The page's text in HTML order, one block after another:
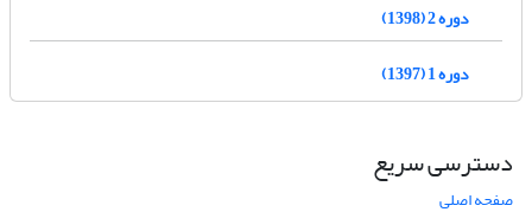
دوره 2 (1398)
دوره 1 (1397)
دسترسی سریع
صفحه اصلی